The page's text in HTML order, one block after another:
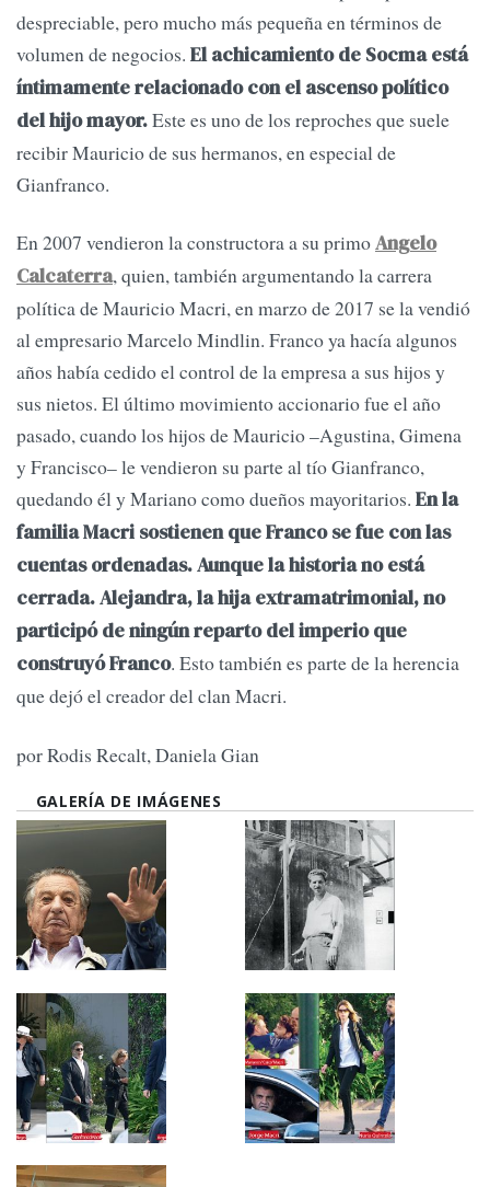
despreciable, pero mucho más pequeña en términos de
volumen de negocios. El achicamiento de Socma está
íntimamente relacionado con el ascenso político
del hijo mayor.Este es uno de los reproches que suele
recibir Mauricio de sus hermanos, en especial de
Gianfranco.
En 2007 vendieron la constructora a su primoAngelo
Calcaterra, quien, también argumentando la carrera
política de Mauricio Macri, en marzo de 2017 se la vendió
al empresario Marcelo Mindlin. Franco ya hacía algunos
años había cedido el control de la empresa a sus hijos y
sus nietos. El último movimiento accionario fue el año
pasado, cuando los hijos de Mauricio –Agustina, Gimena
y Francisco– le vendieron su parte al tío Gianfranco,
quedando él y Mariano como dueños mayoritarios. En la
familia Macri sostienen que Franco se fue con las
cuentas ordenadas. Aunque la historia no está
cerrada. Alejandra, la hija extramatrimonial, no
participó de ningún reparto del imperio que
construyó Franco. Esto también es parte de la herencia
que dejó el creador del clan Macri.
por Rodis Recalt, Daniela Gian
GALERÍA DE IMÁGENES